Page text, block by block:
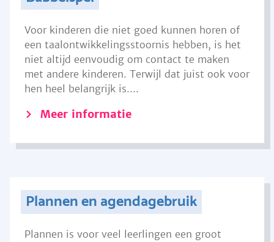
Voor kinderen die niet goed kunnen horen of
een taalontwikkelingsstoornis hebben, is het
niet altijd eenvoudig om contact te maken
met andere kinderen. Terwijl dat juist ook voor
hen heel belangrijk is....
Meer informatie
Plannen en agendagebruik
Plannen is voor veel leerlingen een groot